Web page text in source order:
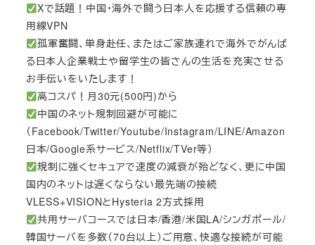
Xで話題！中国・海外で闘う日本人を応援する信頼の専
用線VPN
孤軍奮闘、単身赴任、またはご家族連れで海外でがんば
る日本人企業戦士や留学生の皆さんの生活を充実させる
お手伝いをいたします！
高コスパ！月30元(500円)から
中国のネット規制回避が可能に
（Facebook/Twitter/Youtube/Instagram/LINE/Amazon
日本/Google系サービス/Netflix/TVer等）
規制に強くセキュアで速度の減衰が殆どなく、更に中国
国内のネットは遅くならない最先端の接続
VLESS+VISIONとHysteria 2方式採用
共用サーバコースでは日本/香港/米国LA/シンガポール/
韓国サーバを多数（70台以上）ご用意、快適な接続が可能